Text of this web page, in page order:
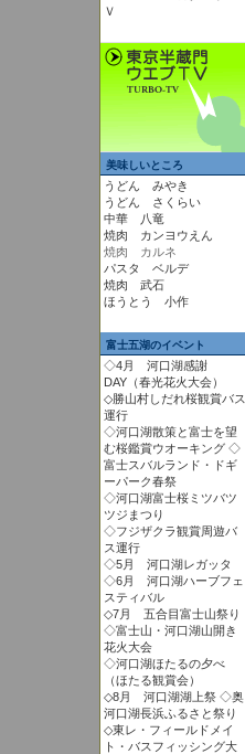
Ｖ
美味しいところ
うどん みやき
うどん さくらい
中華 八竜
焼肉 カンヨウえん
焼肉 カルネ
パスタ ベルデ
焼肉 武石
ほうとう 小作
富士五湖のイベント
◇4月 河口湖感謝
DAY（春光花火大会）
◇勝山村しだれ桜観賞バス
運行
◇河口湖散策と富士を望
む桜鑑賞ウオーキング ◇
富士スバルランド・ドギ
ーパーク春祭
◇河口湖富士桜ミツバツ
ツジまつり
◇フジザクラ観賞周遊バ
ス運行
◇5月 河口湖レガッタ
◇6月 河口湖ハーブフェ
スティバル
◇7月 五合目富士山祭り
◇富士山・河口湖山開き
花火大会
◇河口湖ほたるの夕べ
（ほたる観賞会）
◇8月 河口湖湖上祭 ◇奥
河口湖長浜ふるさと祭り
◇東レ・フィールドメイ
ト・バスフィッシング大